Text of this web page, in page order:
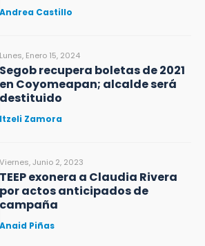
Andrea Castillo
Lunes, Enero 15, 2024
Segob recupera boletas de 2021
en Coyomeapan; alcalde será
destituido
Itzeli Zamora
Viernes, Junio 2, 2023
TEEP exonera a Claudia Rivera
por actos anticipados de
campaña
Anaid Piñas